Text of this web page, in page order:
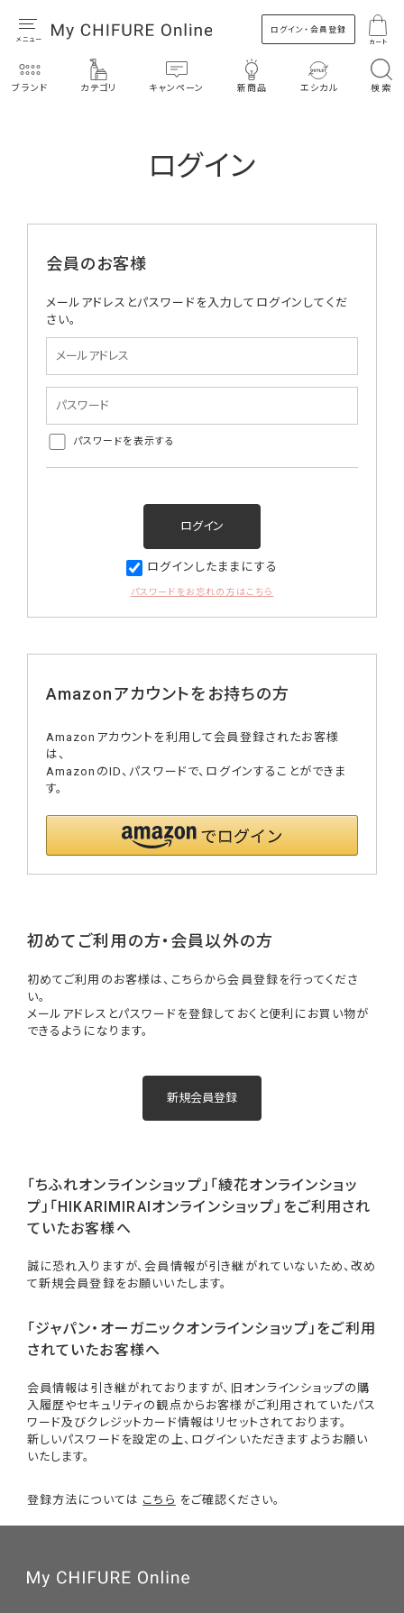
ログイン・会員登録
カート
ブランド カテゴリ キャンペーン 新商品 エシカル 検索
ログイン
会員のお客様
メールアドレスとパスワードを入力してログインしてくだ
さい。
パスワードを表示する
ログインしたままにする
パスワードをお忘れの方はこちら
Amazonアカウントをお持ちの方
Amazonアカウントを利用して会員登録されたお客様
は、
AmazonのID、パスワードで、ログインすることができま
す。
初めてご利用の方・会員以外の方
初めてご利用のお客様は、こちらから会員登録を行ってくださ
い。
メールアドレスとパスワードを登録しておくと便利にお買い物が
できるようになります。
「ちふれオンラインショップ」「綾花オンラインショッ
プ」「HIKARIMIRAIオンラインショップ」をご利用され
ていたお客様へ
誠に恐れ入りますが、会員情報が引き継がれていないため、改め
て新規会員登録をお願いいたします。
「ジャパン・オーガニックオンラインショップ」をご利用
されていたお客様へ
会員情報は引き継がれておりますが、旧オンラインショップの購
入履歴やセキュリティの観点からお客様がご利用されていたパス
ワード及びクレジットカード情報はリセットされております。
新しいパスワードを設定の上、ログインいただきますようお願い
いたします。
登録方法については こちら をご確認ください。